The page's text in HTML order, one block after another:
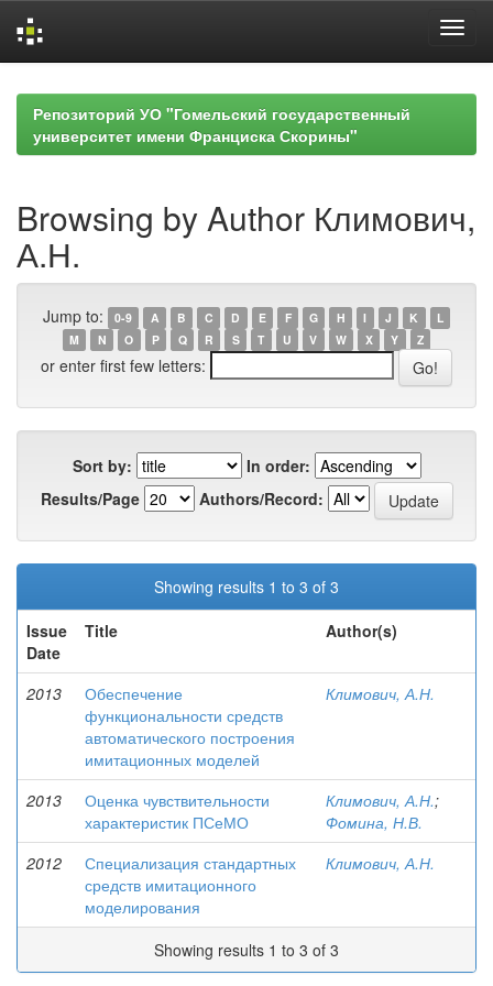
navigationРепозиторий УО "Гомельский государственный
университет имени Франциска Скорины"
Browsing by Author Климович,
А.Н.
Jump to: 0-9 A B C D E F G H I J K
L
M
N O P Q R S T U V W X Y Z
or enter first few letters:
Sort by:
In order:
Results/Page
Authors/Record:
Showing results 1 to 3 of 3
Issue
Date
Title Author(s)
2013
Обеспечение
функциональности средств
автоматического построения
имитационных моделей
Климович, А.Н.
2013
Оценка чувствительности
характеристик ПСеМО
Климович, А.Н.;
Фомина, Н.В.
2012
Специализация стандартных
средств имитационного
моделирования
Климович, А.Н.
Showing results 1 to 3 of 3